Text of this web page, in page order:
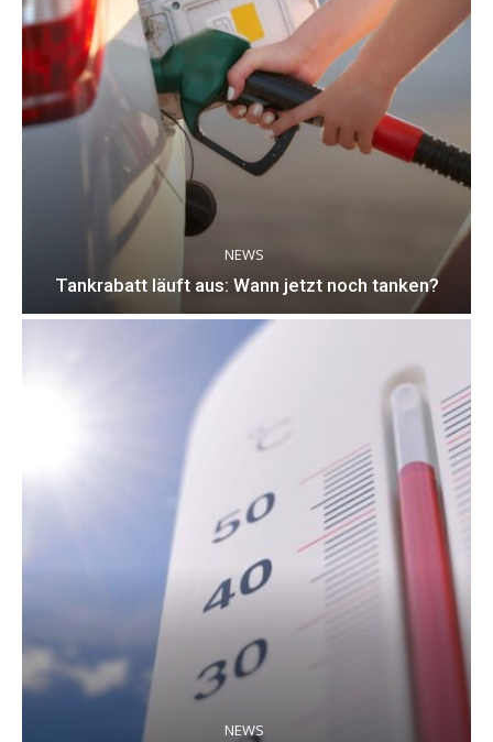
NEWS
Tankrabatt läuft aus: Wann jetzt noch tanken?
NEWS